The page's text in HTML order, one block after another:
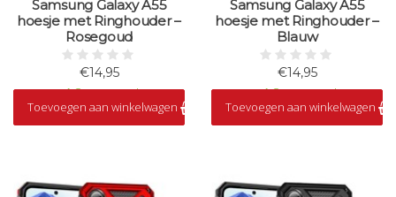
Samsung Galaxy A55
hoesje met Ringhouder –
Rosegoud
€14,95
Op voorraad
Toevoegen aan winkelwagen
Samsung Galaxy A55
hoesje met Ringhouder –
Blauw
€14,95
Op voorraad
Toevoegen aan winkelwagen